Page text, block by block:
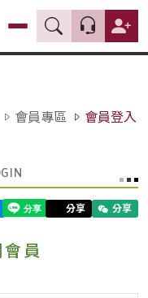
會員專區 會員登入
分享 分享
員